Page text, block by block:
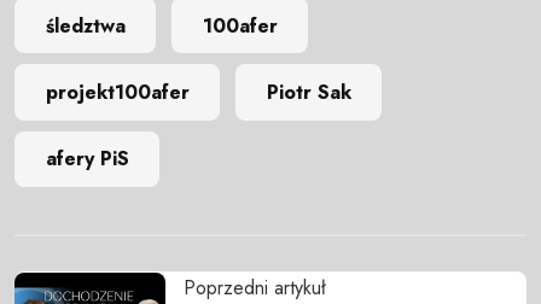
śledztwa 100afer
projekt100afer Piotr Sak
afery PiS
Poprzedni artykuł